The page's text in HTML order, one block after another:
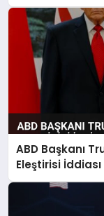
ABD Başkanı
Eleştirisi İddiası